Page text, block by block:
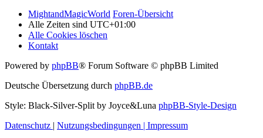
MightandMagicWorld Foren-Übersicht
Alle Zeiten sind UTC+01:00
Alle Cookies löschen
Kontakt
Powered by phpBB® Forum Software © phpBB Limited
Deutsche Übersetzung durch phpBB.de
Style: Black-Silver-Split by Joyce&Luna phpBB-Style-Design
Datenschutz
Nutzungsbedingungen Impressum